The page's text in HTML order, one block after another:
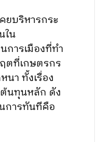
ยบริหารกระ
ใน
การเมืองที่ทำ
ตที่เกษตรกร
า ทั้งเรื่อง
ต้นทุนหลัก ดัง
การทันทีคือ